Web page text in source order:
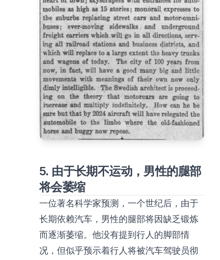
5. 由于长期不运动，男性的腿部
将会萎缩
一位著名科学家预测，一个世纪后，由于
长期依赖汽车，男性的腿部将因缺乏锻炼
而逐渐萎缩。他没有提到行人的脚部情
况，但似乎预示着行人将被汽车驾驶员彻